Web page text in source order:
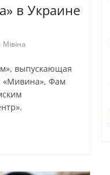
в Украине
Мівіна
выпускающая
«Мивина», Фам